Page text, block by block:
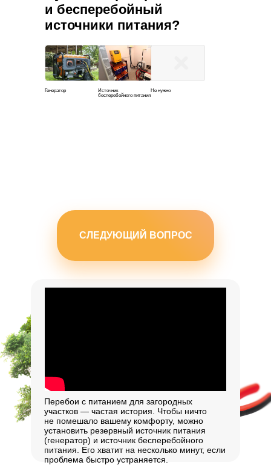
и бесперебойный
источники питания?
Генератор
Источник
бесперебойного питания
Не нужно
СЛЕДУЮЩИЙ ВОПРОС
Перебои с питанием для загородных
участков — частая история. Чтобы ничто
не помешало вашему комфорту, можно
установить резервный источник питания
(генератор) и источник бесперебойного
питания. Его хватит на несколько минут, если
проблема быстро устраняется.